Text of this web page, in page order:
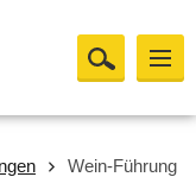
Wein-Führung